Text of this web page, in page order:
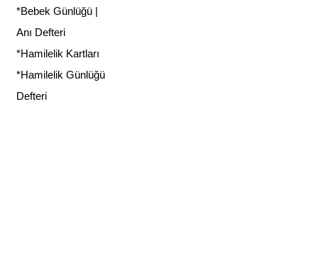
*Bebek Günlüğü |
Anı Defteri
*Hamilelik Kartları
*Hamilelik Günlüğü
Defteri